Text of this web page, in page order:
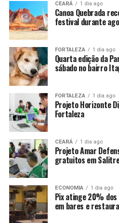
CEARÁ 1 dia ago
Canoa Quebrada
festival durante
FORTALEZA 1 dia ago
Quarta edição da
sábado no bairro
FORTALEZA 1 dia ago
Projeto Horizonte
Fortaleza
CEARÁ 1 dia ago
Projeto Amar
gratuitos em
ECONOMIA 1 dia ago
Pix atinge 20%
em bares e